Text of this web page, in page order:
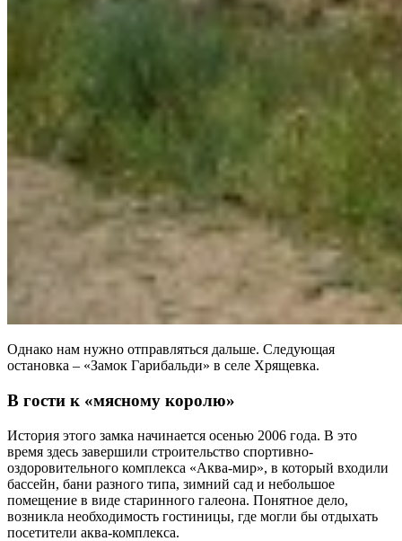
Однако нам нужно отправляться дальше. Следующая
остановка – «Замок Гарибальди» в селе Хрящевка.
В гости к «мясному королю»
История этого замка начинается осенью 2006 года. В это
время здесь завершили строительство спортивно-
оздоровительного комплекса «Аква-мир», в который входили
бассейн, бани разного типа, зимний сад и небольшое
помещение в виде старинного галеона. Понятное дело,
возникла необходимость гостиницы, где могли бы отдыхать
посетители аква-комплекса.